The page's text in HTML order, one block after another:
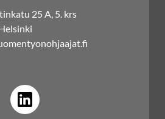
25 A, 5. krs